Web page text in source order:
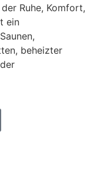
Ruhe, Komfort,
ein
beheizter